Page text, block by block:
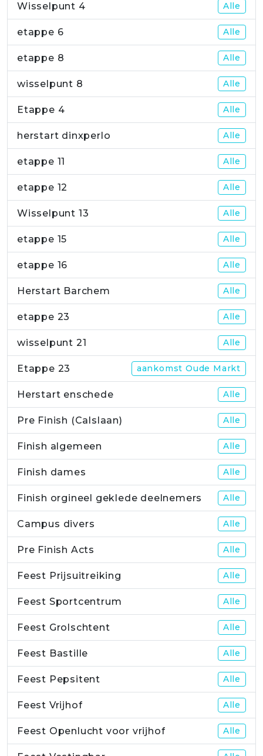
Wisselpunt 4 Alle
etappe 6 Alle
etappe 8 Alle
wisselpunt 8 Alle
Etappe 4 Alle
herstart dinxperlo Alle
etappe 11 Alle
etappe 12 Alle
Wisselpunt 13 Alle
etappe 15 Alle
etappe 16 Alle
Herstart Barchem Alle
etappe 23 Alle
wisselpunt 21 Alle
Etappe 23 aankomst Oude Markt
Herstart enschede Alle
Pre Finish (Calslaan) Alle
Finish algemeen Alle
Finish dames Alle
Finish orgineel geklede deelnemers Alle
Campus divers Alle
Pre Finish Acts Alle
Feest Prijsuitreiking Alle
Feest Sportcentrum Alle
Feest Grolschtent Alle
Feest Bastille Alle
Feest Pepsitent Alle
Feest Vrijhof Alle
Feest Openlucht voor vrijhof Alle